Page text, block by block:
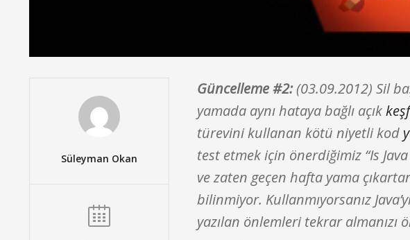
Süleyman Okan
Güncelleme #2:(03.09.2012) Sil
yamada aynı hataya bağlı açık
türevini kullanan kötü niyetli kod
test etmek için önerdiğimiz “Is
ve zaten geçen hafta yama
bilinmiyor. Kullanmıyorsanız
yazılan önlemleri tekrar almanızı